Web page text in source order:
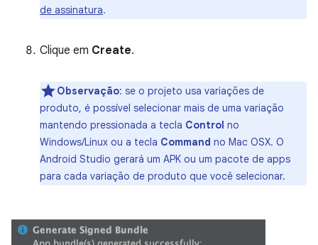
de assinatura.
Clique em Create.
Observação: se o projeto usa variações de
produto, é possível selecionar mais de uma variação
mantendo pressionada a tecla Control no
Windows/Linux ou a tecla Command no Mac OSX. O
Android Studio gerará um APK ou um pacote de apps
para cada variação de produto que você selecionar.